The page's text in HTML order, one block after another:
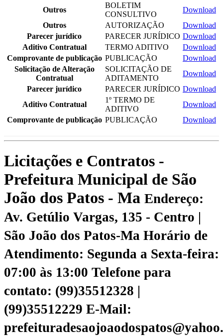
Outros
BOLETIM
CONSULTIVO
Download
Outros
AUTORIZAÇÃO
Download
Parecer jurídico
PARECER JURÍDICO Download
Aditivo Contratual
TERMO ADITIVO
Download
Comprovante de publicação PUBLICAÇÃO
Download
Solicitação de Alteração
Contratual
SOLICITAÇÃO DE
ADITAMENTO
Download
Parecer jurídico
PARECER JURÍDICO Download
Aditivo Contratual
1º TERMO DE
ADITIVO
Download
Comprovante de publicação PUBLICAÇÃO Download
Licitações e Contratos -
Prefeitura Municipal de São
João dos Patos - Ma Endereço:
Av. Getúlio Vargas, 135 - Centro |
São João dos Patos-Ma Horário de
Atendimento: Segunda a Sexta-feira:
07:00 às 13:00 Telefone para
contato: (99)35512328 |
(99)35512229 E-Mail: